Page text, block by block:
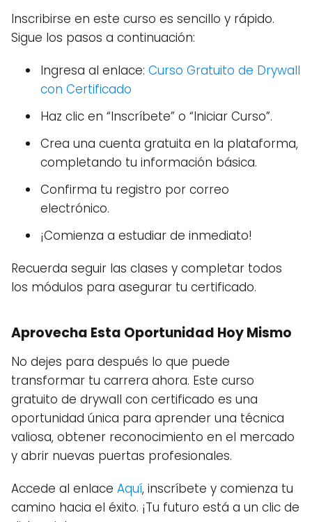
Inscribirse en este curso es sencillo y rápido.
Sigue los pasos a continuación:
Ingresa al enlace: Curso Gratuito de Drywall
con Certificado
Haz clic en “Inscríbete” o “Iniciar Curso”.
Crea una cuenta gratuita en la plataforma,
completando tu información básica.
Confirma tu registro por correo
electrónico.
¡Comienza a estudiar de inmediato!
Recuerda seguir las clases y completar todos
los módulos para asegurar tu certificado.
Aprovecha Esta Oportunidad Hoy Mismo
No dejes para después lo que puede
transformar tu carrera ahora. Este curso
gratuito de drywall con certificado es una
oportunidad única para aprender una técnica
valiosa, obtener reconocimiento en el mercado
y abrir nuevas puertas profesionales.
Accede al enlace Aquí, inscríbete y comienza tu
camino hacia el éxito. ¡Tu futuro está a un clic de